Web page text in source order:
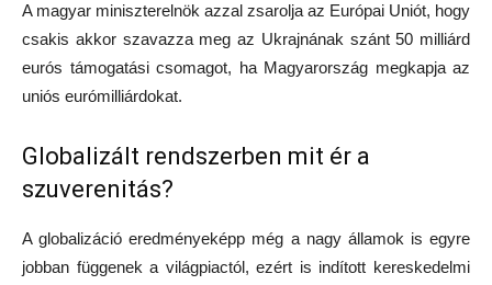
A magyar miniszterelnök azzal zsarolja az Európai Uniót, hogy
csakis akkor szavazza meg az Ukrajnának szánt 50 milliárd
eurós támogatási csomagot, ha Magyarország megkapja az
uniós eurómilliárdokat.
Globalizált rendszerben mit ér a
szuverenitás?
A globalizáció eredményeképp még a nagy államok is egyre
jobban függenek a világpiactól, ezért is indított kereskedelmi